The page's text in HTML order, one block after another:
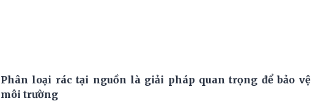
Phân loại rác tại nguồn là giải pháp quan trọng để bảo vệ
môi trường